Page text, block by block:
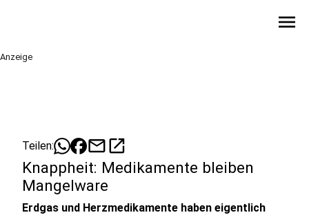
menu
Anzeige
Teilen: mailopen_in_new
Knappheit: Medikamente bleiben
Mangelware
Erdgas und Herzmedikamente haben eigentlich